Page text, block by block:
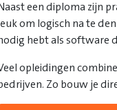
een diploma zijn
om logisch na te
hebt als software
opleidingen
Zo bouw je